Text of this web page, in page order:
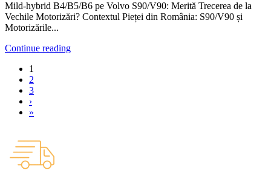
Mild-hybrid B4/B5/B6 pe Volvo S90/V90: Merită Trecerea de la
Vechile Motorizări? Contextul Pieței din România: S90/V90 și
Motorizările...
Continue reading
1
2
3
›
»